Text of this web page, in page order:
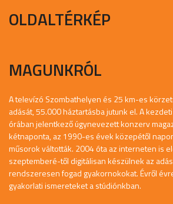
OLDALTÉRKÉP
MAGUNKRÓL
A televízó Szombathelyen és 25 km-es
adását, 55.000 háztartásba jutunk el. A
órában jelentkező úgynevezett konzerv
kétnaponta, az 1990-es évek közepétől
műsorok váltották. 2004 óta az interneten is
szeptemberé-től digitálisan készülnek az
rendszeresen fogad gyakornokokat. Évről
gyakorlati ismereteket a stúdiónkban.